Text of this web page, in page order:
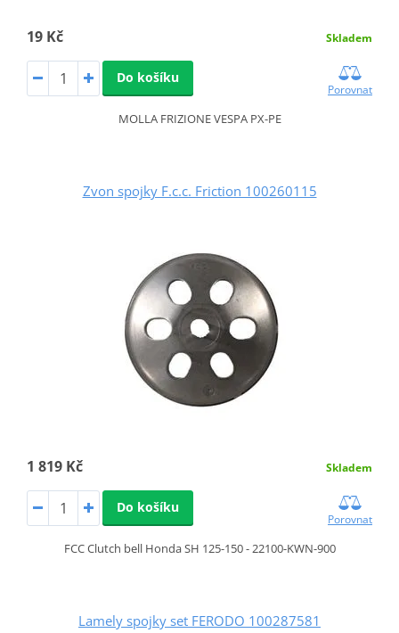
19 Kč Skladem
Do košíku
Porovnat
MOLLA FRIZIONE VESPA PX-PE
Zvon spojky F.c.c. Friction 100260115
1 819 Kč Skladem
Do košíku
Porovnat
FCC Clutch bell Honda SH 125-150 - 22100-KWN-900
Lamely spojky set FERODO 100287581